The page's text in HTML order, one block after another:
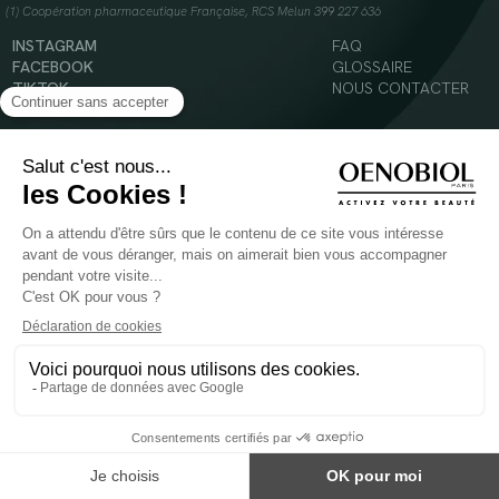
(1) Coopération pharmaceutique Française, RCS Melun 399 227 636
INSTAGRAM
FACEBOOK
TIKTOK
YOUTUBE
FAQ
GLOSSAIRE
NOUS CONTACTER
© 2024 Oenobiol Paris
Mentions légales
Politique en matière de cookies
POUR VOTRE SANTÉ, MANGEZ AU MOINS CINQ FRUITS ET LÉGUMES PAR JOUR -
Les complément alimentaires doivent être utilisés dans le cadre d'un mode de vie sain et
ne pas être utilisés comme substituts d'un régimes alimentaire varié et équilibré.